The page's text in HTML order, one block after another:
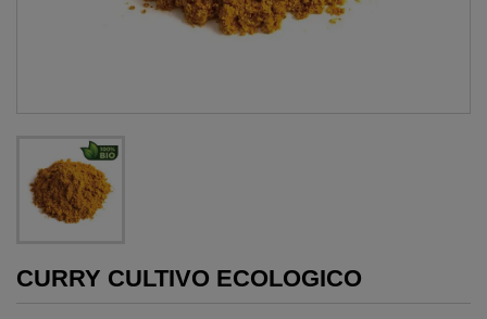
CURRY CULTIVO ECOLOGICO